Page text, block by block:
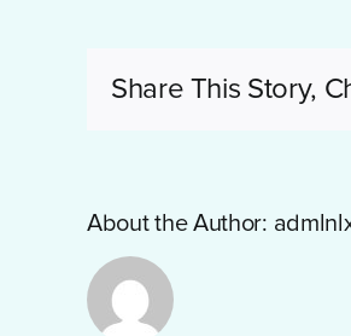
Share This Story,
About the Author: